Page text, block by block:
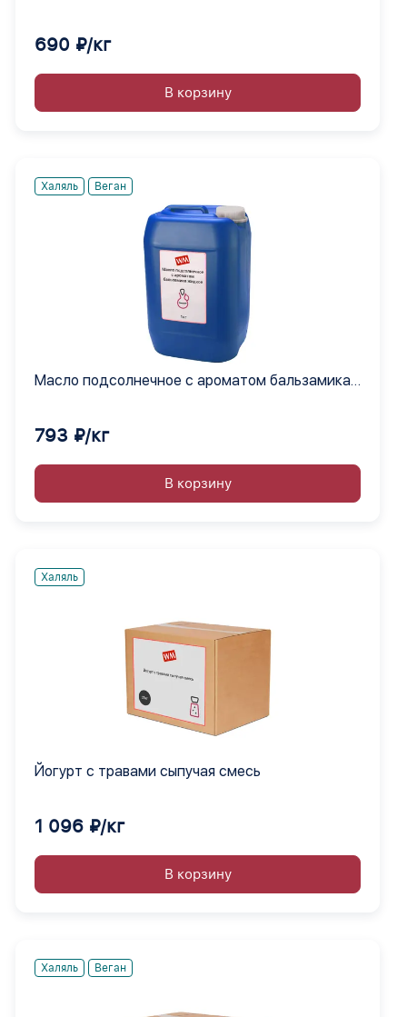
690 ₽/кг
В корзину
Халяль Веган
Масло подсолнечное с ароматом бальзамика
793 ₽/кг
В корзину
Халяль
Йогурт с травами сыпучая смесь
1 096 ₽/кг
В корзину
Халяль Веган